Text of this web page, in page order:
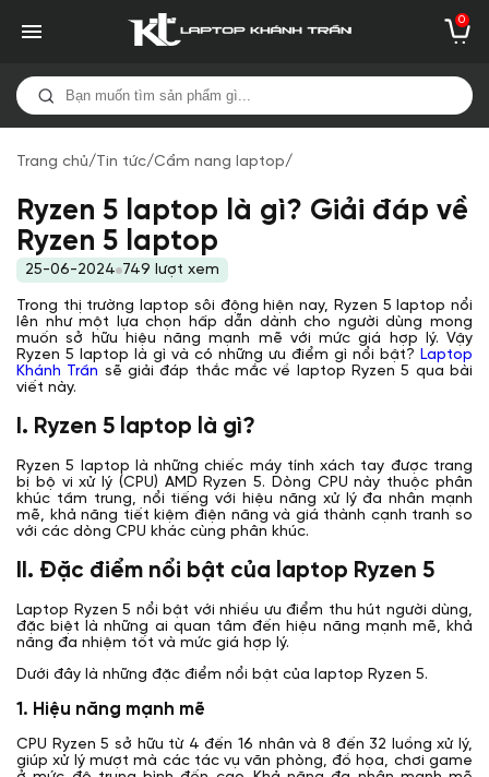
0
Trang chủ/Tin tức/Cẩm nang laptop/
Ryzen 5 laptop là gì? Giải đáp về
Ryzen 5 laptop
25-06-2024 749 lượt xem
Trong thị trường laptop sôi động hiện nay, Ryzen 5 laptop nổi
lên như một lựa chọn hấp dẫn dành cho người dùng mong
muốn sở hữu hiệu năng mạnh mẽ với mức giá hợp lý. Vậy
Ryzen 5 laptop là gì và có những ưu điểm gì nổi bật? Laptop
Khánh Trần sẽ giải đáp thắc mắc về laptop Ryzen 5 qua bài
viết này.
I. Ryzen 5 laptop là gì?
Ryzen 5 laptop là những chiếc máy tính xách tay được trang
bị bộ vi xử lý (CPU) AMD Ryzen 5. Dòng CPU này thuộc phân
khúc tầm trung, nổi tiếng với hiệu năng xử lý đa nhân mạnh
mẽ, khả năng tiết kiệm điện năng và giá thành cạnh tranh so
với các dòng CPU khác cùng phân khúc.
II. Đặc điểm nổi bật của laptop Ryzen 5
Laptop Ryzen 5 nổi bật với nhiều ưu điểm thu hút người dùng,
đặc biệt là những ai quan tâm đến hiệu năng mạnh mẽ, khả
năng đa nhiệm tốt và mức giá hợp lý.
Dưới đây là những đặc điểm nổi bật của laptop Ryzen 5.
1. Hiệu năng mạnh mẽ
CPU Ryzen 5 sở hữu từ 4 đến 16 nhân và 8 đến 32 luồng xử lý,
giúp xử lý mượt mà các tác vụ văn phòng, đồ họa, chơi game